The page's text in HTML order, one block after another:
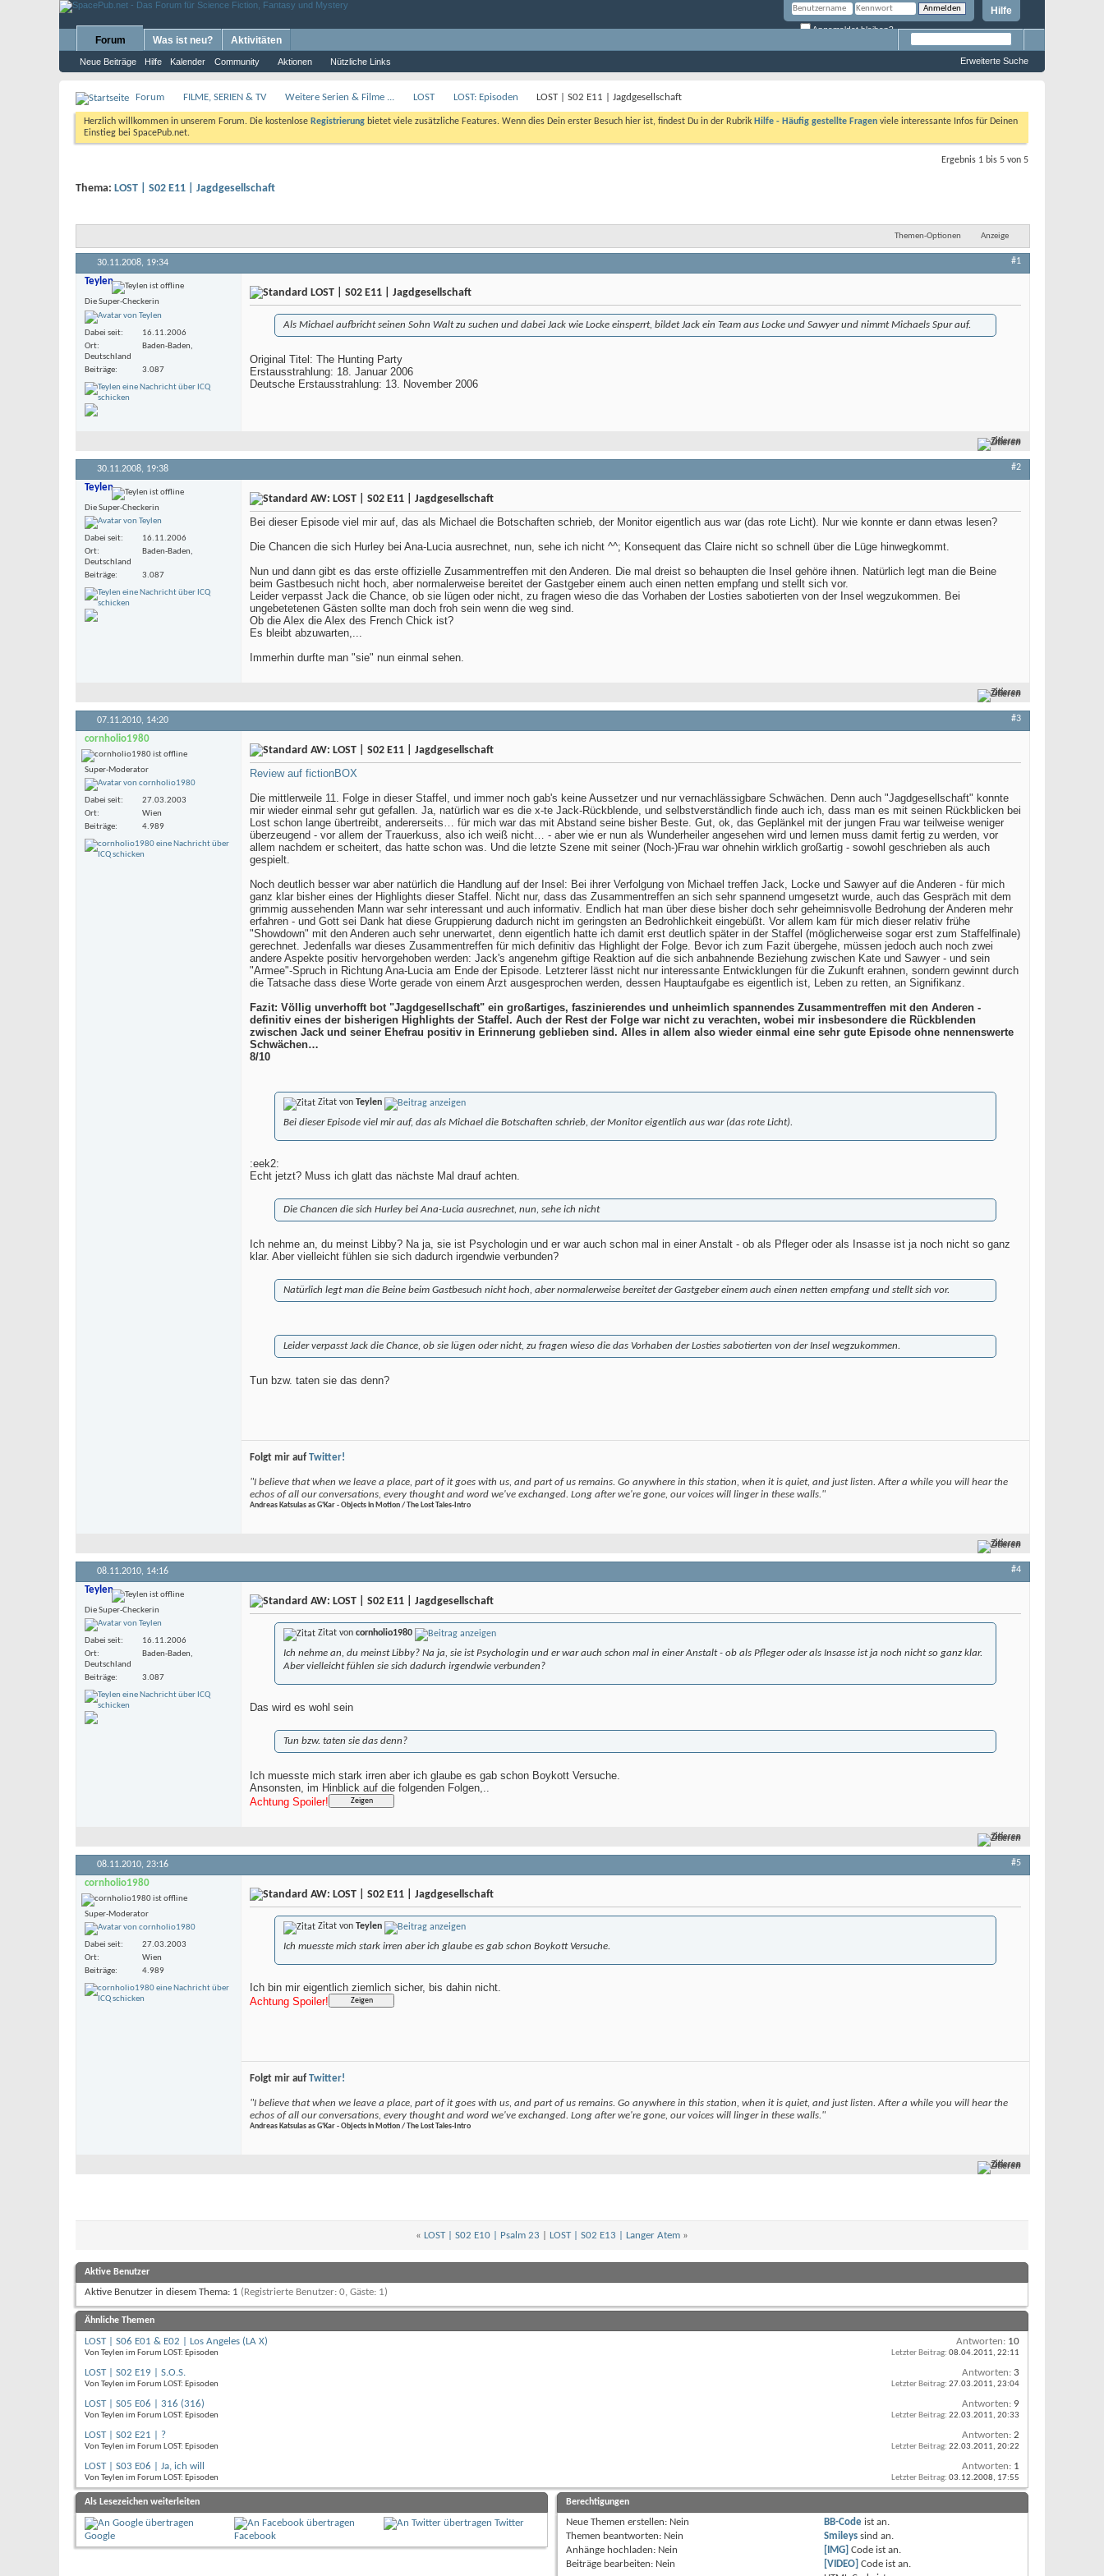
Hilfe
Angemeldet bleiben?
Forum
Neue Beiträge Hilfe Kalender Community Aktionen Nützliche Links
Was ist neu? Aktivitäten
Erweiterte Suche
Forum FILME, SERIEN & TV Weitere Serien & Filme ... LOST LOST: Episoden LOST | S02 E11 | Jagdgesellschaft
Herzlich willkommen in unserem Forum. Die kostenlose Registrierung bietet viele zusätzliche Features. Wenn dies Dein erster Besuch hier ist, findest Du in der Rubrik Hilfe - Häufig gestellte Fragen viele interessante Infos für Deinen
Einstieg bei SpacePub.net.
Ergebnis 1 bis 5 von 5
Thema: LOST | S02 E11 | Jagdgesellschaft
Themen-Optionen Anzeige
30.11.2008, 19:34 #1
Teylen
Die Super-Checkerin
Dabei seit
16.11.2006
Ort
Baden-Baden,
Deutschland
Beiträge
3.087
LOST | S02 E11 | Jagdgesellschaft
Als Michael aufbricht seinen Sohn Walt zu suchen und dabei Jack wie Locke einsperrt, bildet Jack ein Team aus Locke und Sawyer und nimmt Michaels Spur auf.
Original Titel: The Hunting Party
Erstausstrahlung: 18. Januar 2006
Deutsche Erstausstrahlung: 13. November 2006
Zitieren
30.11.2008, 19:38 #2
Teylen
Die Super-Checkerin
Dabei seit
16.11.2006
Ort
Baden-Baden,
Deutschland
Beiträge
3.087
AW: LOST | S02 E11 | Jagdgesellschaft
Bei dieser Episode viel mir auf, das als Michael die Botschaften schrieb, der Monitor eigentlich aus war (das rote Licht). Nur wie konnte er dann etwas lesen?
Die Chancen die sich Hurley bei Ana-Lucia ausrechnet, nun, sehe ich nicht ^^; Konsequent das Claire nicht so schnell über die Lüge hinwegkommt.
Nun und dann gibt es das erste offizielle Zusammentreffen mit den Anderen. Die mal dreist so behaupten die Insel gehöre ihnen. Natürlich legt man die Beine
beim Gastbesuch nicht hoch, aber normalerweise bereitet der Gastgeber einem auch einen netten empfang und stellt sich vor.
Leider verpasst Jack die Chance, ob sie lügen oder nicht, zu fragen wieso die das Vorhaben der Losties sabotierten von der Insel wegzukommen. Bei
ungebetetenen Gästen sollte man doch froh sein wenn die weg sind.
Ob die Alex die Alex des French Chick ist?
Es bleibt abzuwarten,...
Immerhin durfte man "sie" nun einmal sehen.
Zitieren
07.11.2010, 14:20 #3
cornholio1980
Super-Moderator
Dabei seit
27.03.2003
Ort
Wien
Beiträge
4.989
AW: LOST | S02 E11 | Jagdgesellschaft
Review auf fictionBOX
Die mittlerweile 11. Folge in dieser Staffel, und immer noch gab's keine Aussetzer und nur vernachlässigbare Schwächen. Denn auch "Jagdgesellschaft" konnte
mir wieder einmal sehr gut gefallen. Ja, natürlich war es die x-te Jack-Rückblende, und selbstverständlich finde auch ich, dass man es mit seinen Rückblicken bei
Lost schon lange übertreibt, andererseits… für mich war das mit Abstand seine bisher Beste. Gut, ok, das Geplänkel mit der jungen Frau war teilweise weniger
überzeugend - vor allem der Trauerkuss, also ich weiß nicht… - aber wie er nun als Wunderheiler angesehen wird und lernen muss damit fertig zu werden, vor
allem nachdem er scheitert, das hatte schon was. Und die letzte Szene mit seiner (Noch-)Frau war ohnehin wirklich großartig - sowohl geschrieben als auch
gespielt.
Noch deutlich besser war aber natürlich die Handlung auf der Insel: Bei ihrer Verfolgung von Michael treffen Jack, Locke und Sawyer auf die Anderen - für mich
ganz klar bisher eines der Highlights dieser Staffel. Nicht nur, dass das Zusammentreffen an sich sehr spannend umgesetzt wurde, auch das Gespräch mit dem
grimmig aussehenden Mann war sehr interessant und auch informativ. Endlich hat man über diese bisher doch sehr geheimnisvolle Bedrohung der Anderen mehr
erfahren - und Gott sei Dank hat diese Gruppierung dadurch nicht im geringsten an Bedrohlichkeit eingebüßt. Vor allem kam für mich dieser relativ frühe
"Showdown" mit den Anderen auch sehr unerwartet, denn eigentlich hatte ich damit erst deutlich später in der Staffel (möglicherweise sogar erst zum Staffelfinale)
gerechnet. Jedenfalls war dieses Zusammentreffen für mich definitiv das Highlight der Folge. Bevor ich zum Fazit übergehe, müssen jedoch auch noch zwei
andere Aspekte positiv hervorgehoben werden: Jack's angenehm giftige Reaktion auf die sich anbahnende Beziehung zwischen Kate und Sawyer - und sein
"Armee"-Spruch in Richtung Ana-Lucia am Ende der Episode. Letzterer lässt nicht nur interessante Entwicklungen für die Zukunft erahnen, sondern gewinnt durch
die Tatsache dass diese Worte gerade von einem Arzt ausgesprochen werden, dessen Hauptaufgabe es eigentlich ist, Leben zu retten, an Signifikanz.
Fazit: Völlig unverhofft bot "Jagdgesellschaft" ein großartiges, faszinierendes und unheimlich spannendes Zusammentreffen mit den Anderen -
definitiv eines der bisherigen Highlights der Staffel. Auch der Rest der Folge war nicht zu verachten, wobei mir insbesondere die Rückblenden
zwischen Jack und seiner Ehefrau positiv in Erinnerung geblieben sind. Alles in allem also wieder einmal eine sehr gute Episode ohne nennenswerte
Schwächen…
8/10
Zitat von Teylen
Bei dieser Episode viel mir auf, das als Michael die Botschaften schrieb, der Monitor eigentlich aus war (das rote Licht).
:eek2:
Echt jetzt? Muss ich glatt das nächste Mal drauf achten.
Die Chancen die sich Hurley bei Ana-Lucia ausrechnet, nun, sehe ich nicht
Ich nehme an, du meinst Libby? Na ja, sie ist Psychologin und er war auch schon mal in einer Anstalt - ob als Pfleger oder als Insasse ist ja noch nicht so ganz
klar. Aber vielleicht fühlen sie sich dadurch irgendwie verbunden?
Natürlich legt man die Beine beim Gastbesuch nicht hoch, aber normalerweise bereitet der Gastgeber einem auch einen netten empfang und stellt sich vor.
Leider verpasst Jack die Chance, ob sie lügen oder nicht, zu fragen wieso die das Vorhaben der Losties sabotierten von der Insel wegzukommen.
Tun bzw. taten sie das denn?
Folgt mir auf Twitter!
"I believe that when we leave a place, part of it goes with us, and part of us remains. Go anywhere in this station, when it is quiet, and just listen. After a while you will hear the
echos of all our conversations, every thought and word we've exchanged. Long after we're gone, our voices will linger in these walls."
Andreas Katsulas as G'Kar - Objects in Motion / The Lost Tales-Intro
Zitieren
08.11.2010, 14:16 #4
Teylen
Die Super-Checkerin
Dabei seit
16.11.2006
Ort
Baden-Baden,
Deutschland
Beiträge
3.087
AW: LOST | S02 E11 | Jagdgesellschaft
Zitat von cornholio1980
Ich nehme an, du meinst Libby? Na ja, sie ist Psychologin und er war auch schon mal in einer Anstalt - ob als Pfleger oder als Insasse ist ja noch nicht so ganz klar.
Aber vielleicht fühlen sie sich dadurch irgendwie verbunden?
Das wird es wohl sein
Tun bzw. taten sie das denn?
Ich muesste mich stark irren aber ich glaube es gab schon Boykott Versuche.
Ansonsten, im Hinblick auf die folgenden Folgen,..
Achtung Spoiler!
Zitieren
08.11.2010, 23:16 #5
cornholio1980
Super-Moderator
Dabei seit
27.03.2003
Ort
Wien
Beiträge
4.989
AW: LOST | S02 E11 | Jagdgesellschaft
Zitat von Teylen
Ich muesste mich stark irren aber ich glaube es gab schon Boykott Versuche.
Ich bin mir eigentlich ziemlich sicher, bis dahin nicht.
Achtung Spoiler!
Folgt mir auf Twitter!
"I believe that when we leave a place, part of it goes with us, and part of us remains. Go anywhere in this station, when it is quiet, and just listen. After a while you will hear the
echos of all our conversations, every thought and word we've exchanged. Long after we're gone, our voices will linger in these walls."
Andreas Katsulas as G'Kar - Objects in Motion / The Lost Tales-Intro
Zitieren
« LOST | S02 E10 | Psalm 23 LOST | S02 E13 | Langer Atem »
Aktive Benutzer
Aktive Benutzer in diesem Thema: 1 (Registrierte Benutzer: 0, Gäste: 1)
Ähnliche Themen
LOST | S06 E01 & E02 | Los Angeles (LA X)
Von Teylen im Forum LOST: Episoden
Antworten: 10
Letzter Beitrag: 08.04.2011, 22:11
LOST | S02 E19 | S.O.S.
Von Teylen im Forum LOST: Episoden
Antworten: 3
Letzter Beitrag: 27.03.2011, 23:04
LOST | S05 E06 | 316 (316)
Von Teylen im Forum LOST: Episoden
Antworten: 9
Letzter Beitrag: 22.03.2011, 20:33
LOST | S02 E21 | ?
Von Teylen im Forum LOST: Episoden
Antworten: 2
Letzter Beitrag: 22.03.2011, 20:22
LOST | S03 E06 | Ja, ich will
Von Teylen im Forum LOST: Episoden
Antworten: 1
Letzter Beitrag: 03.12.2008, 17:55
Als Lesezeichen weiterleiten
Google Facebook
Twitter
Berechtigungen
Neue Themen erstellen: Nein
Themen beantworten: Nein
Anhänge hochladen: Nein
Beiträge bearbeiten: Nein
BB-Codeist an.
Smileyssind an.
[IMG] Code ist an.
[VIDEO] Code ist an.